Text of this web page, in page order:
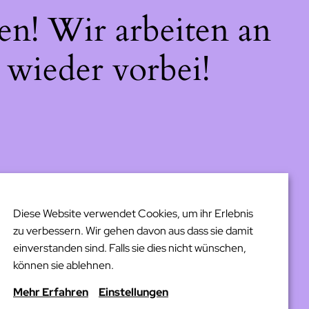
Wir arbeiten an
vorbei!
Diese Website verwendet Cookies, um ihr Erlebnis
zu verbessern. Wir gehen davon aus dass sie damit
einverstanden sind. Falls sie dies nicht wünschen,
können sie ablehnen.
Mehr Erfahren
Einstellungen